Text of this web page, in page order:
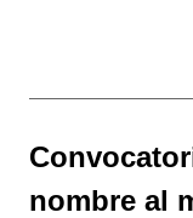
nombre al